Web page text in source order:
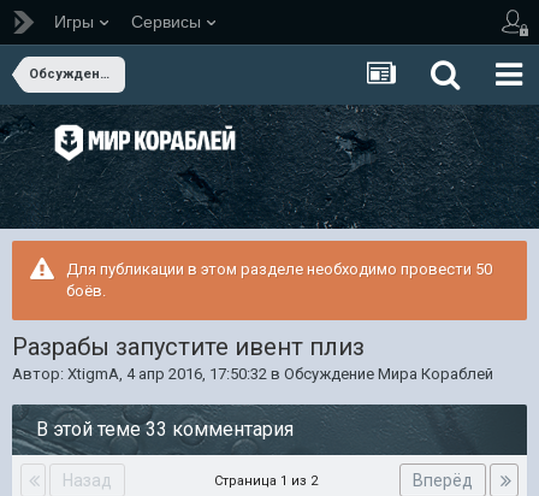
Игры Сервисы
Обсуждение Мира Кораблей
Для публикации в этом разделе необходимо провести 50
боёв.
Разрабы запустите ивент плиз
Автор: XtigmA, 4 апр 2016, 17:50:32 в Обсуждение Мира Кораблей
В этой теме 33 комментария
Назад Вперёд
Страница 1 из 2